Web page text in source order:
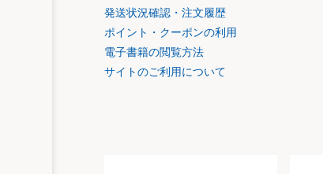
発送状況確認・注文履歴
ポイント・クーポンの利用
電子書籍の閲覧方法
サイトのご利用について